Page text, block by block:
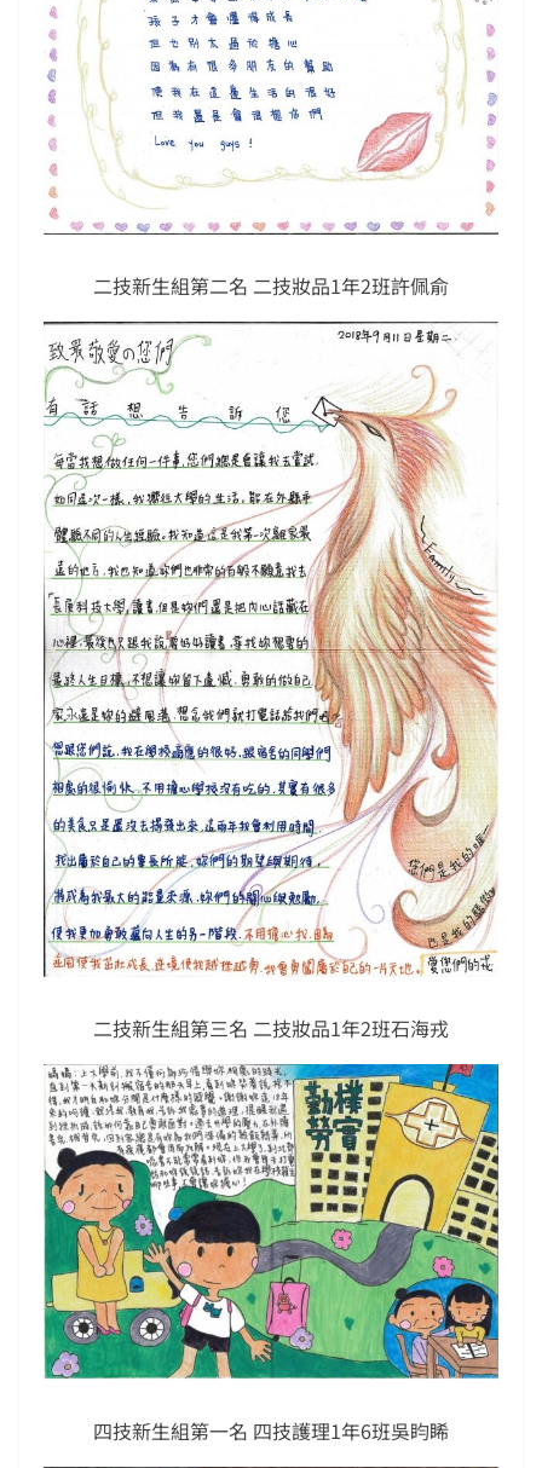
二技新生組第二名 二技妝品1年2班許佩俞
二技新生組第三名 二技妝品1年2班石海戎
四技新生組第一名 四技護理1年6班吳盷睎